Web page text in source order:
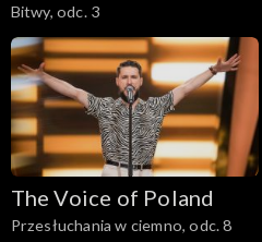
Bitwy, odc. 3
The Voice of Poland
Przesłuchania w ciemno, odc. 8